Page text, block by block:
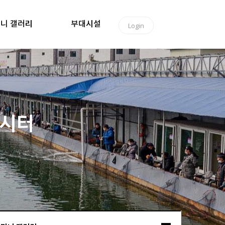
갤러리 부대시설 Login
터